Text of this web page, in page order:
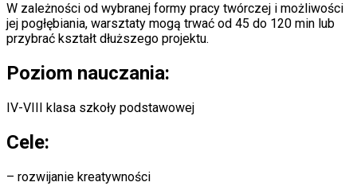
W zależności od wybranej formy pracy twórczej i możliwości
jej pogłębiania, warsztaty mogą trwać od 45 do 120 min lub
przybrać kształt dłuższego projektu.
Poziom nauczania:
IV-VIII klasa szkoły podstawowej
Cele:
– rozwijanie kreatywności